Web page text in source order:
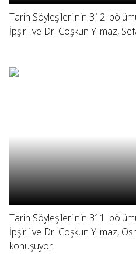
Tarih Söyleşileri'nin 312.
İpşirli ve Dr. Coşkun Yılmaz,
Tarih Söyleşileri'nin 311.
İpşirli ve Dr. Coşkun Yılmaz,
konuşuyor.